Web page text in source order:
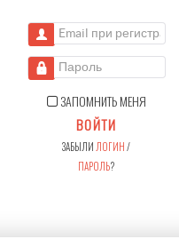
Email при регистрации
Пароль
ЗАПОМНИТЬ МЕНЯ
ВОЙТИ
ЗАБЫЛИ ЛОГИН/
ПАРОЛЬ?